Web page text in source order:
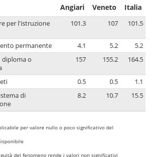
Angiari Veneto Italia
per l'istruzione
101.3 107 101.5
permanente 4.1 5.2
5.2
diploma o
157 155.2 164.5
0.5 0.5
1.1
di
8.2 10.7 15.5
per valore nullo o poco significativo del
del fenomeno rende i valori non significativi